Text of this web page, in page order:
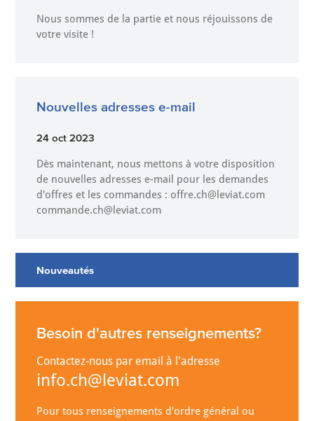
Nous sommes de la partie et nous réjouissons de
votre visite !
Nouvelles adresses e-mail
24 oct 2023
Dès maintenant, nous mettons à votre disposition
de nouvelles adresses e-mail pour les demandes
d'offres et les commandes : offre.ch@leviat.com
commande.ch@leviat.com
Nouveautés
Besoin d'autres renseignements?
Contactez-nous par email à l'adresse
info.ch@leviat.com
Pour tous renseignements d'ordre général ou